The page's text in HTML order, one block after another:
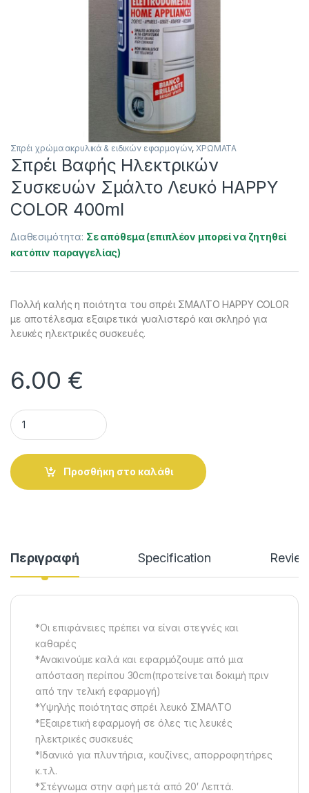
Σπρέι χρώμα ακρυλικά & ειδικών εφαρμογών, ΧΡΩΜΑΤΑ
Σπρέι Βαφής Ηλεκτρικών
Συσκευών Σμάλτο Λευκό HAPPY
COLOR 400ml
Διαθεσιμότητα: Σε απόθεμα (επιπλέον μπορεί να ζητηθεί
κατόπιν παραγγελίας)
Πολλή καλής η ποιότητα του σπρέι ΣΜΑΛΤΟ HAPPY COLOR
με αποτέλεσμα εξαιρετικά γυαλιστερό και σκληρό για
λευκές ηλεκτρικές συσκευές.
6.00 €
Σπρέι Βαφής Ηλεκτρικών Συσκευών Σμάλτο Λευκό HAPPY
Προσθήκη στο καλάθι
Περιγραφή Specification
*Οι επιφάνειες πρέπει να είναι στεγνές και
καθαρές
*Ανακινούμε καλά και εφαρμόζουμε από μια
απόσταση περίπου 30cm(προτείνεται δοκιμή πριν
από την τελική εφαρμογή)
*Yψηλής ποιότητας σπρέι λευκό ΣΜΑΛΤΟ
*Εξαιρετική εφαρμογή σε όλες τις λευκές
ηλεκτρικές συσκευές
*Ιδανικό για πλυντήρια, κουζίνες, απορροφητήρες
κ.τ.λ.
*Στέγνωμα στην αφή μετά από 20′ Λεπτά.